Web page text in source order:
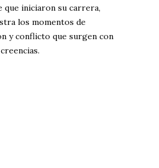
que iniciaron su carrera,
los momentos de
y conflicto que surgen con